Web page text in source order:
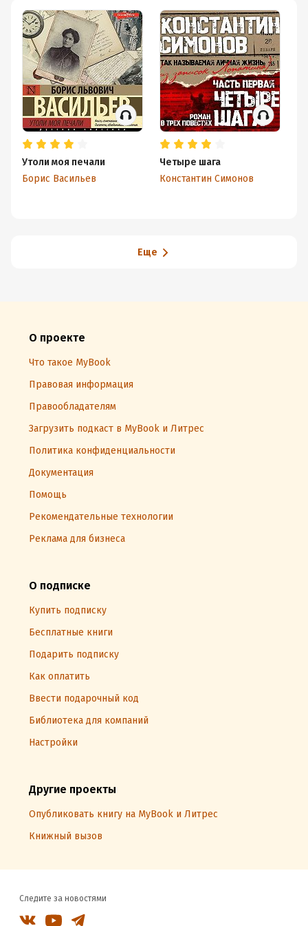
Утоли моя печали
Борис Васильев
Четыре шага
Константин Симонов
Еще
О проекте
Что такое MyBook
Правовая информация
Правообладателям
Загрузить подкаст в MyBook и Литрес
Политика конфиденциальности
Документация
Помощь
Рекомендательные технологии
Реклама для бизнеса
О подписке
Купить подписку
Бесплатные книги
Подарить подписку
Как оплатить
Ввести подарочный код
Библиотека для компаний
Настройки
Другие проекты
Опубликовать книгу на MyBook и Литрес
Книжный вызов
Следите за новостями